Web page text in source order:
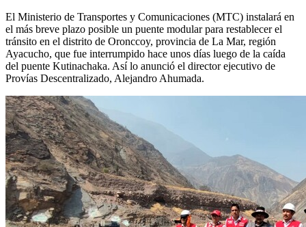
El Ministerio de Transportes y Comunicaciones (MTC) instalará en
el más breve plazo posible un puente modular para restablecer el
tránsito en el distrito de Oronccoy, provincia de La Mar, región
Ayacucho, que fue interrumpido hace unos días luego de la caída
del puente Kutinachaka. Así lo anunció el director ejecutivo de
Provías Descentralizado, Alejandro Ahumada.